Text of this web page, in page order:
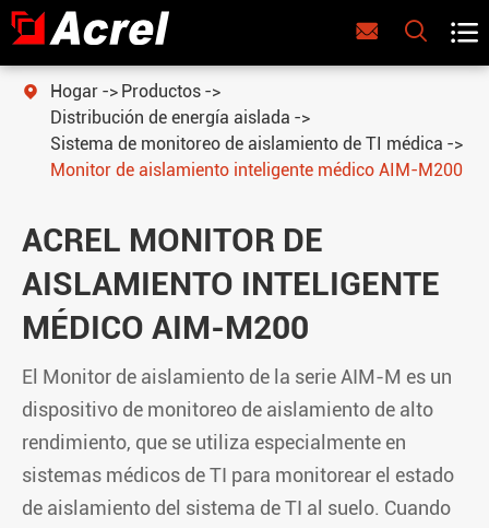
  
 Hogar
Productos
Distribución de energía aislada
Sistema de monitoreo de aislamiento de TI médica
Monitor de aislamiento inteligente médico AIM-M200
ACREL MONITOR DE
AISLAMIENTO INTELIGENTE
MÉDICO AIM-M200
El Monitor de aislamiento de la serie AIM-M es un
dispositivo de monitoreo de aislamiento de alto
rendimiento, que se utiliza especialmente en
sistemas médicos de TI para monitorear el estado
de aislamiento del sistema de TI al suelo. Cuando